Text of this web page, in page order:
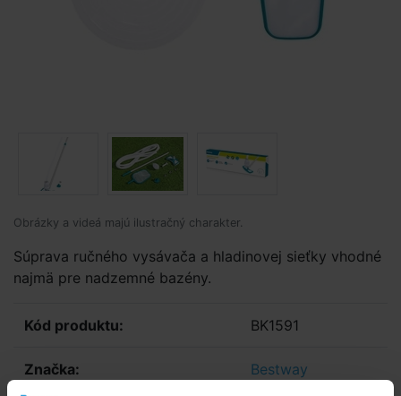
Obrázky a videá majú ilustračný charakter.
Súprava ručného vysávača a hladinovej sieťky vhodné
najmä pre nadzemné bazény.
Kód produktu: BK1591
Značka: Bestway